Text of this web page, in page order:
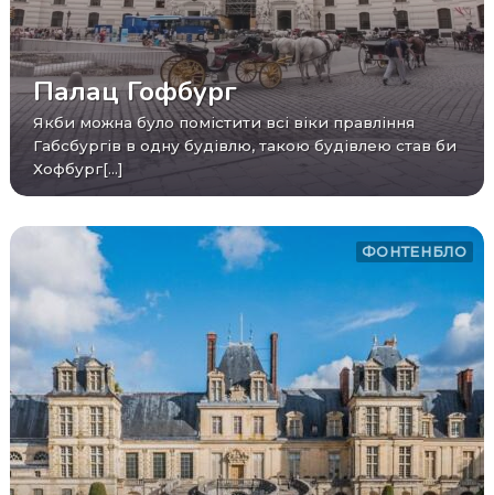
Палац Гофбург
Якби можна було помістити всі віки правління
Габсбургів в одну будівлю, такою будівлею став би
Хофбург[...]
ФОНТЕНБЛО